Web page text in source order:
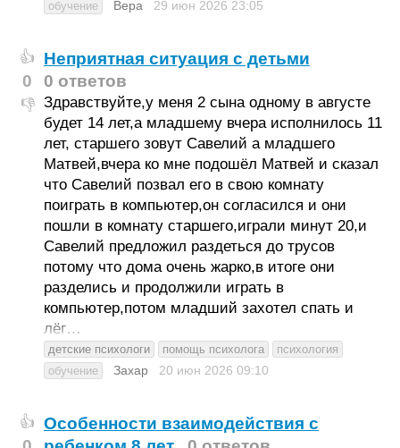
обучение Вера 29 июн 2026 23:05
👍
0
👎
Неприятная ситуация с детьми
0 ответов
Здравствуйте,у меня 2 сына одному в августе
будет 14 лет,а младшему вчера исполнилось 11
лет, старшего зовут Савелий а младшего
Матвей,вчера ко мне подошёл Матвей и сказал
что Савелий позвал его в свою комнату
поиграть в компьютер,он согласился и они
пошли в комнату старшего,играли минут 20,и
Савелий предложил раздеться до трусов
потому что дома очень жарко,в итоге они
разделись и продолжили играть в
компьютер,потом младший захотел спать и
лёг…
детские психологи помощь психолога
психология
обучение
Захар 20 июн 2026 09:10
👍 Особенности взаимодействия с